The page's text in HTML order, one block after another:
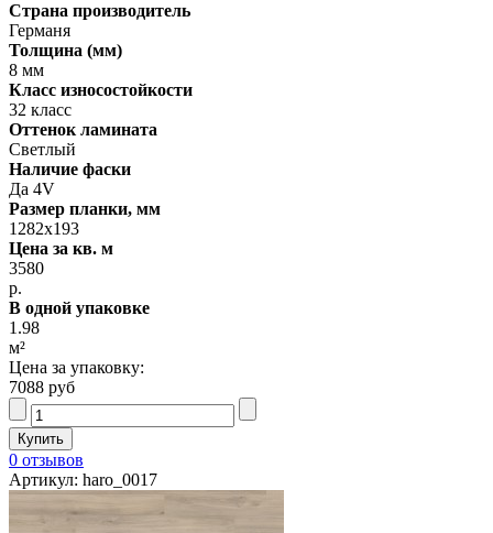
Страна производитель
Германя
Толщина (мм)
8 мм
Класс износостойкости
32 класс
Оттенок ламината
Светлый
Наличие фаски
Да 4V
Размер планки, мм
1282х193
Цена за кв. м
3580
р.
В одной упаковке
1.98
м²
Цена за упаковку:
7088 руб
0 отзывов
Артикул: haro_0017